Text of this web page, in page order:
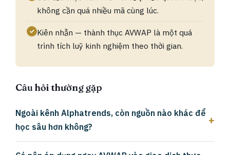
không cần quá nhiều mã cùng lúc.
✓ Kiên nhẫn — thành thục AVWAP là một quá
trình tích luỹ kinh nghiệm theo thời gian.
Câu hỏi thường gặp
Ngoài kênh Alphatrends, còn nguồn nào khác để
học sâu hơn không?